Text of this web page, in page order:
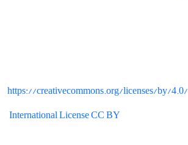
https://creativecommons.org/licenses/by/4.0/
International License CC BY